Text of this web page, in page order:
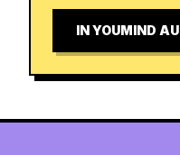
IN YOUMIND